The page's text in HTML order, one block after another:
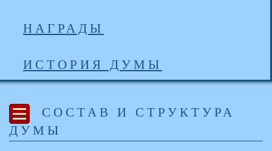
НАГРАДЫ
ИСТОРИЯ ДУМЫ
СОСТАВ И СТРУКТУРА
ДУМЫ